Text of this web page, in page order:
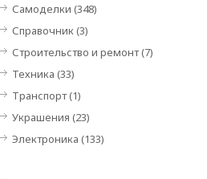
Самоделки (348)
Справочник(3)
Строительство и ремонт(7)
Техника (33)
Транспорт(1)
Украшения (23)
Электроника (133)